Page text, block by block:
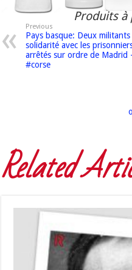
Produits à
Previous
Pays basque: Deux militants
solidarité avec les
arrêtés sur ordre de Madrid
#corse
Related